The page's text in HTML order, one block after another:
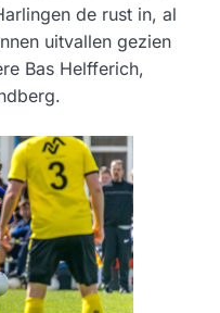
de rust in, al
uitvallen gezien
Bas Helfferich,